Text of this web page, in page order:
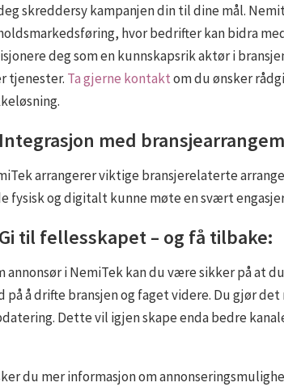
skreddersy kampanjen din til dine mål.
hvor bedrifter kan bidra
deg som en kunnskapsrik aktør i
tjenester. Ta gjerne kontaktom du ønsker
med
arrangerer viktige bransjerelaterte
fysisk og digitalt kunne møte en svært
til fellesskapet – og få tilbake:
annonsør i NemiTek kan du være sikker på at
på å drifte bransjen og faget videre. Du gjør
Dette vil igjen skape enda bedre
du mer informasjon om